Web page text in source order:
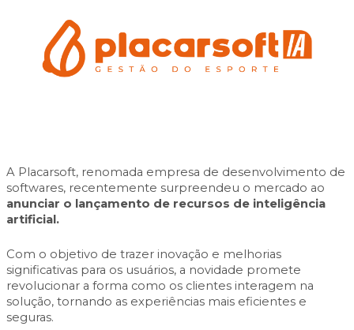
A Placarsoft, renomada empresa de desenvolvimento de
softwares, recentemente surpreendeu o mercado ao
anunciar o lançamento de recursos de inteligência
artificial.
Com o objetivo de trazer inovação e melhorias
significativas para os usuários, a novidade promete
revolucionar a forma como os clientes interagem na
solução, tornando as experiências mais eficientes e
seguras.